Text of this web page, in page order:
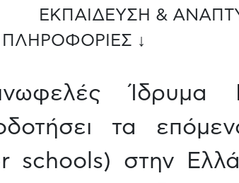
ΕΚΠΑΙΔΕΥΣΗ &
ΠΛΗΡΟΦΟΡΙΕΣ ↓
Ίδρυμα
τα
schools) στην